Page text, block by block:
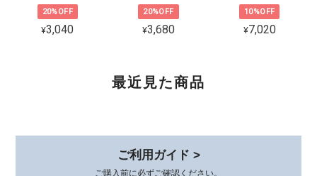
CZ 5連ラインピアス シルバー925
可愛くて品があり、とても気に入ってます。 着けていると褒めて貰え
て嬉しいです。 素敵な梱包、いつもありがとうございます😊
いてから時間が経った今も、またこうし
20%OFF
¥3,040
20%OFF
¥3,680
10%OFF
¥7,020
最近見た商品
ご利用ガイド >
ご購入前に必ずご確認ください。